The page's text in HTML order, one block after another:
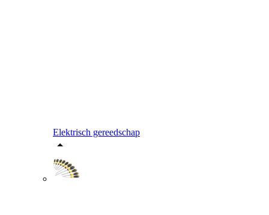
Elektrisch gereedschap